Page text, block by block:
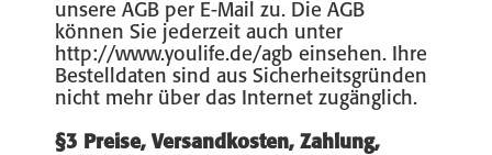
unsere AGB per E-Mail zu. Die AGB
können Sie jederzeit auch unter
http://www.youlife.de/agb einsehen. Ihre
Bestelldaten sind aus Sicherheitsgründen
nicht mehr über das Internet zugänglich.
§3 Preise, Versandkosten, Zahlung,